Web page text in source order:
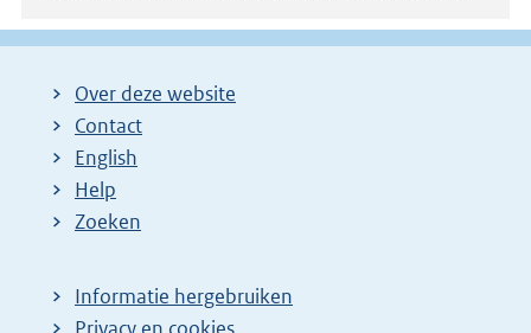
Over deze website
Contact
English
Help
Zoeken
Informatie hergebruiken